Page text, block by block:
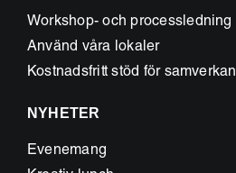
Workshop- och processledning
Använd våra lokaler
Kostnadsfritt stöd för samverkan
NYHETER
Evenemang